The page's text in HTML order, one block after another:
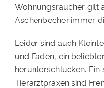
Wohnungsraucher gilt
Aschenbecher immer
Leider sind auch
und Faden, ein
herunterschlucken. Ein
Tierarztpraxen sind